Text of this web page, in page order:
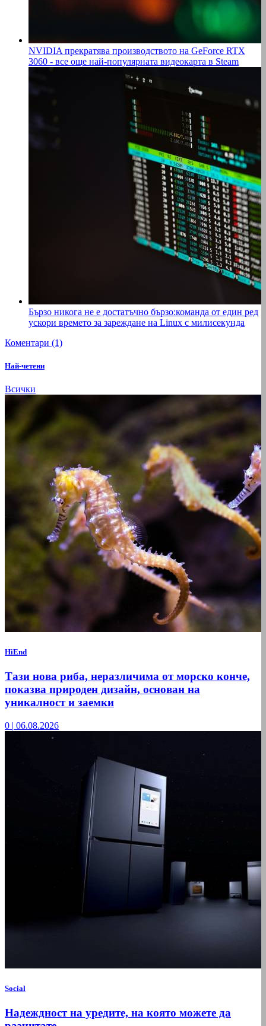
NVIDIA прекратява производството на GeForce RTX
3060 - все още най-популярната видеокарта в Steam
Бързо никога не е достатъчно бързо:команда от един ред
ускори времето за зареждане на Linux с милисекунда
Коментари (1)
Най-четени
Всички
HiEnd
Тази нова риба, неразличима от морско конче,
показва природен дизайн, основан на
уникалност и заемки
0 | 06.08.2026
Social
Надеждност на уредите, на която можете да